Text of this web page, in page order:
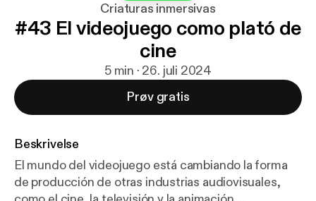
Criaturas inmersivas
#43 El videojuego como plató de
cine
5 min · 26. juli 2024
Prøv gratis
Beskrivelse
El mundo del videojuego está cambiando la forma
de producción de otras industrias audiovisuales,